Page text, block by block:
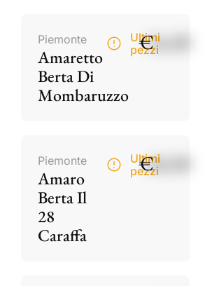
Piemonte
Amaretto
Berta Di
Mombaruzzo
Ultimi
pezzi
€34,00
Piemonte
Amaro
Berta Il
28
Caraffa
Ultimi
pezzi
€40,00